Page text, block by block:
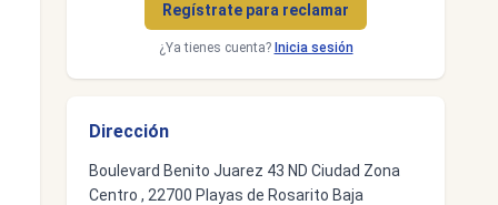
Regístrate para reclamar
¿Ya tienes cuenta? Inicia sesión
Dirección
Boulevard Benito Juarez 43 ND Ciudad Zona
Centro , 22700 Playas de Rosarito Baja